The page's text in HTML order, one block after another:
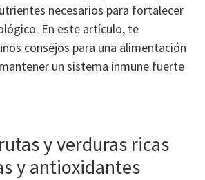
necesarios para fortalecer
En este artículo, te
consejos para una alimentación
un sistema inmune fuerte
y verduras ricas
y antioxidantes